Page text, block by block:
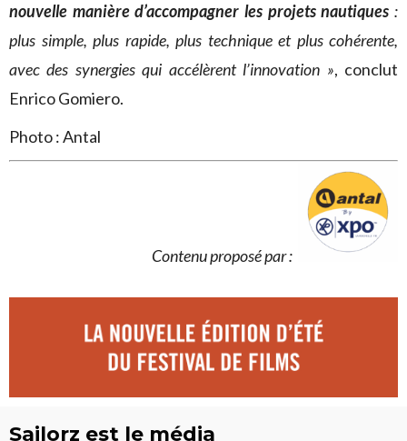
nouvelle manière d’accompagner les projets nautiques :
plus simple, plus rapide, plus technique et plus cohérente,
avec des synergies qui accélèrent l’innovation », conclut
Enrico Gomiero.
Photo : Antal
Contenu proposé par :
Sailorz est le média